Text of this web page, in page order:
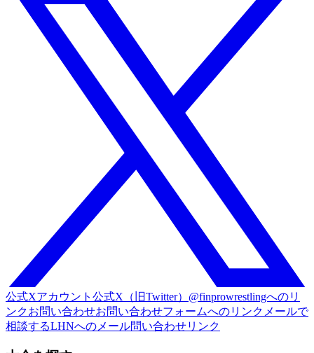
公式Xアカウント 公式X（旧Twitter）@finprowrestlingへのリ
ンクお問い合わせお問い合わせフォームへのリンク メールで
相談するLHNへのメール問い合わせリンク